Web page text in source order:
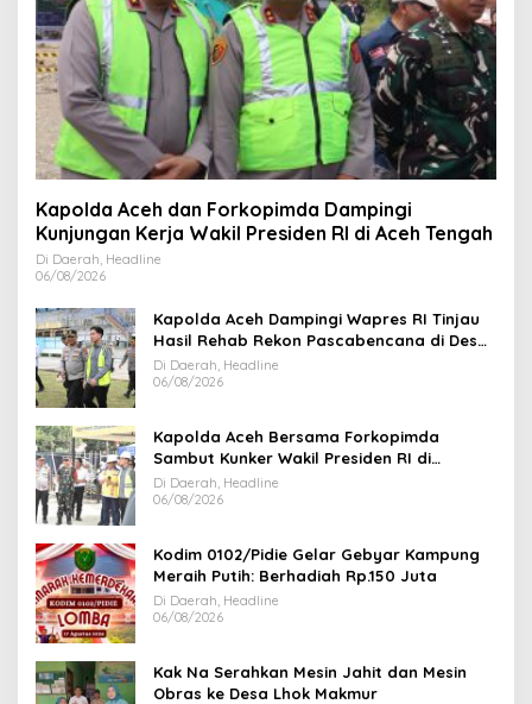
Kapolda Aceh dan Forkopimda Dampingi
Kunjungan Kerja Wakil Presiden RI di Aceh Tengah
Di Daerah, Headline
06/08/2026
Kapolda Aceh Dampingi Wapres RI Tinjau
Hasil Rehab Rekon Pascabencana di Desa
Kendawi Gayo Lues
Di Daerah, Headline
06/08/2026
Kapolda Aceh Bersama Forkopimda
Sambut Kunker Wakil Presiden RI di
Kabupaten Bireuen
Di Daerah, Headline
06/08/2026
Kodim 0102/Pidie Gelar Gebyar Kampung
Meraih Putih: Berhadiah Rp.150 Juta
Di Daerah, Headline
06/08/2026
Kak Na Serahkan Mesin Jahit dan Mesin
Obras ke Desa Lhok Makmur